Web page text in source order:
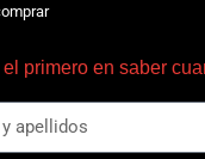
el primero en saber